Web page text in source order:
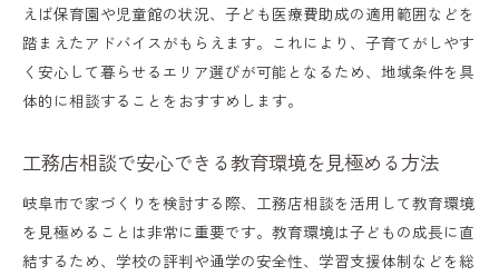
えば保育園や児童館の状況、子ども医療費助成の適用範囲などを
踏まえたアドバイスがもらえます。これにより、子育てがしやす
く安心して暮らせるエリア選びが可能となるため、地域条件を具
体的に相談することをおすすめします。
工務店相談で安心できる教育環境を見極める方法
岐阜市で家づくりを検討する際、工務店相談を活用して教育環境
を見極めることは非常に重要です。教育環境は子どもの成長に直
結するため、学校の評判や通学の安全性、学習支援体制などを総